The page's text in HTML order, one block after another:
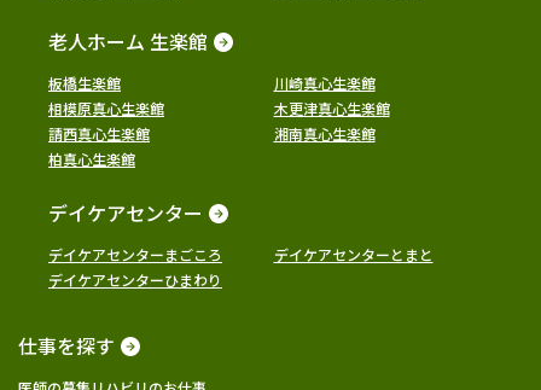
老人ホーム 生楽館
板橋生楽館
川崎真心生楽館
相模原真心生楽館
木更津真心生楽館
請西真心生楽館
湘南真心生楽館
柏真心生楽館
デイケアセンター
デイケアセンターまごころ
デイケアセンターとまと
デイケアセンターひまわり
仕事を探す